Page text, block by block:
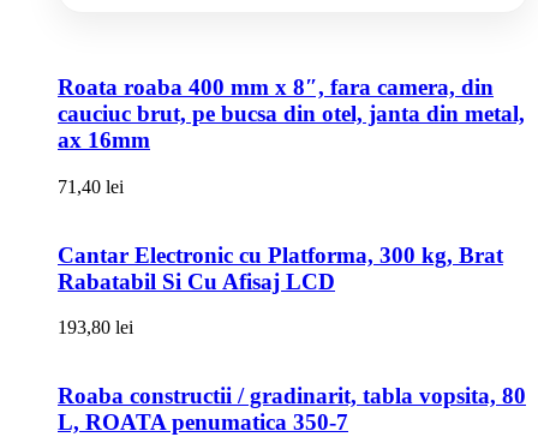
Roata roaba 400 mm x 8″, fara camera, din
cauciuc brut, pe bucsa din otel, janta din metal,
ax 16mm
71,40 lei
Cantar Electronic cu Platforma, 300 kg, Brat
Rabatabil Si Cu Afisaj LCD
193,80 lei
Roaba constructii / gradinarit, tabla vopsita, 80
L, ROATA penumatica 350-7